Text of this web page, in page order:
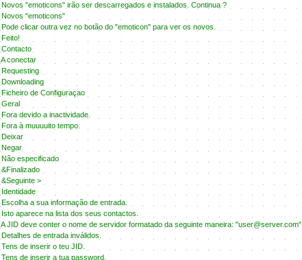
Novos "emoticons" irão ser descarregados e instalados. Continua ?
Novos "emoticons"
Pode clicar outra vez no botão do "emoticon" para ver os novos.
Feito!
Contacto
A conectar
Requesting
Downloading
Ficheiro de Configuraçao
Geral
Fora devido a inactividade.
Fora à muuuuito tempo.
Deixar
Negar
Não especificado
&Finalizado
&Seguinte >
Identidade
Escolha a sua informação de entrada.
Isto aparece na lista dos seus contactos.
A JID deve conter o nome de servidor formatado da seguinte maneira: "user@server.com"
Detalhes de entrada inválidos.
Tens de inserir o teu JID.
Tens de inserir a tua password.